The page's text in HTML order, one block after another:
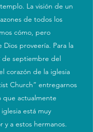
La visión de un
de todos los
cómo, pero
proveería. Para la
de septiembre del
corazón de la iglesia
Church” entregarnos
que actualmente
está muy
y a estos hermanos.